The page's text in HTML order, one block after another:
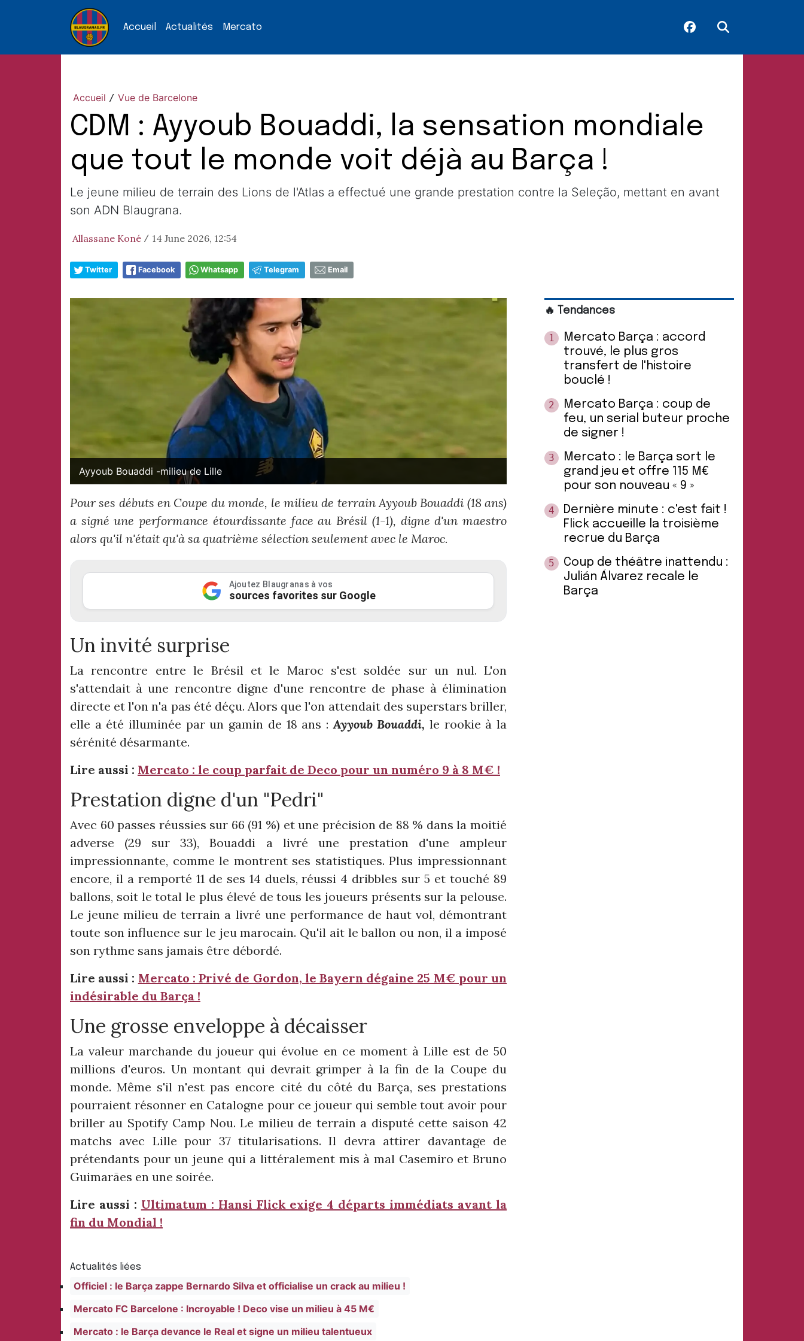
Accueil Actualités Mercato
Accueil / Vue de Barcelone
CDM : Ayyoub Bouaddi, la sensation mondiale
que tout le monde voit déjà au Barça !
Le jeune milieu de terrain des Lions de l'Atlas a effectué une grande prestation contre la Seleção, mettant en avant
son ADN Blaugrana.
Allassane Koné / 14 June 2026, 12:54
Twitter Facebook Whatsapp Telegram Email
Ayyoub Bouaddi -milieu de Lille
Pour ses débuts en Coupe du monde, le milieu de terrain Ayyoub Bouaddi (18 ans)
a signé une performance étourdissante face au Brésil (1-1), digne d'un maestro
alors qu'il n'était qu'à sa quatrième sélection seulement avec le Maroc.
Ajoutez Blaugranas à vos
sources favorites sur Google
Un invité surprise
La rencontre entre le Brésil et le Maroc s'est soldée sur un nul. L'on
s'attendait à une rencontre digne d'une rencontre de phase à élimination
directe et l'on n'a pas été déçu. Alors que l'on attendait des superstars briller,
elle a été illuminée par un gamin de 18 ans :Ayyoub Bouaddi, le rookie à la
sérénité désarmante.
Lire aussi : Mercato : le coup parfait de Deco pour un numéro 9 à 8 M€ !
Prestation digne d'un "Pedri"
Avec 60 passes réussies sur 66 (91 %) et une précision de 88 % dans la moitié
adverse (29 sur 33), Bouaddi a livré une prestation d'une ampleur
impressionnante, comme le montrent ses statistiques. Plus impressionnant
encore, il a remporté 11 de ses 14 duels, réussi 4 dribbles sur 5 et touché 89
ballons, soit le total le plus élevé de tous les joueurs présents sur la pelouse.
Le jeune milieu de terrain a livré une performance de haut vol, démontrant
toute son influence sur le jeu marocain. Qu'il ait le ballon ou non, il a imposé
son rythme sans jamais être débordé.
Lire aussi : Mercato : Privé de Gordon, le Bayern dégaine 25 M€ pour un
indésirable du Barça !
Une grosse enveloppe à décaisser
La valeur marchande du joueur qui évolue en ce moment à Lille est de 50
millions d'euros. Un montant qui devrait grimper à la fin de la Coupe du
monde. Même s'il n'est pas encore cité du côté du Barça, ses prestations
pourraient résonner en Catalogne pour ce joueur qui semble tout avoir pour
briller au Spotify Camp Nou. Le milieu de terrain a disputé cette saison 42
matchs avec Lille pour 37 titularisations. Il devra attirer davantage de
prétendants pour un jeune qui a littéralement mis à mal Casemiro et Bruno
Guimarães en une soirée.
Lire aussi : Ultimatum : Hansi Flick exige 4 départs immédiats avant la
fin du Mondial !
Actualités liées
Officiel : le Barça zappe Bernardo Silva et officialise un crack au milieu !
Mercato FC Barcelone : Incroyable ! Deco vise un milieu à 45 M€
Mercato : le Barça devance le Real et signe un milieu talentueux
🔥 Tendances
1
Mercato Barça : accord
trouvé, le plus gros
transfert de l'histoire
bouclé !
2
Mercato Barça : coup de
feu, un serial buteur proche
de signer !
3
Mercato : le Barça sort le
grand jeu et offre 115 M€
pour son nouveau « 9 »
4
Dernière minute : c'est fait !
Flick accueille la troisième
recrue du Barça
5
Coup de théâtre inattendu :
Julián Álvarez recale le
Barça